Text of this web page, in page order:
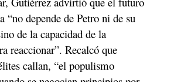
“no depende de Petro ni de su
de la capacidad de la
reaccionar”. Recalcó que
callan, “el populismo